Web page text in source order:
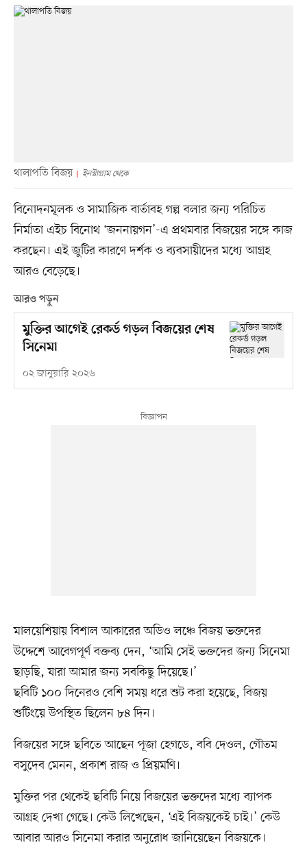
থালাপতি বিজয় ইনস্টাগ্রাম থেকে
বিনোদনমূলক ও সামাজিক বার্তাবহ গল্প বলার জন্য পরিচিত
নির্মাতা এইচ বিনোথ ‘জননায়গন’-এ প্রথমবার বিজয়ের সঙ্গে কাজ
করছেন। এই জুটির কারণে দর্শক ও ব্যবসায়ীদের মধ্যে আগ্রহ
আরও বেড়েছে।
আরও পড়ুন
মুক্তির আগেই রেকর্ড গড়ল বিজয়ের শেষ
সিনেমা
০২ জানুয়ারি ২০২৬
মালয়েশিয়ায় বিশাল আকারের অডিও লঞ্চে বিজয় ভক্তদের
উদ্দেশে আবেগপূর্ণ বক্তব্য দেন, ‘আমি সেই ভক্তদের জন্য সিনেমা
ছাড়ছি, যারা আমার জন্য সবকিছু দিয়েছে।’
ছবিটি ১০০ দিনেরও বেশি সময় ধরে শুট করা হয়েছে, বিজয়
শুটিংয়ে উপস্থিত ছিলেন ৮৪ দিন।
বিজয়ের সঙ্গে ছবিতে আছেন পূজা হেগডে, ববি দেওল, গৌতম
বসুদেব মেনন, প্রকাশ রাজ ও প্রিয়মণি।
মুক্তির পর থেকেই ছবিটি নিয়ে বিজয়ের ভক্তদের মধ্যে ব্যাপক
আগ্রহ দেখা গেছে। কেউ লিখেছেন, ‘এই বিজয়কেই চাই।’ কেউ
আবার আরও সিনেমা করার অনুরোধ জানিয়েছেন বিজয়কে।